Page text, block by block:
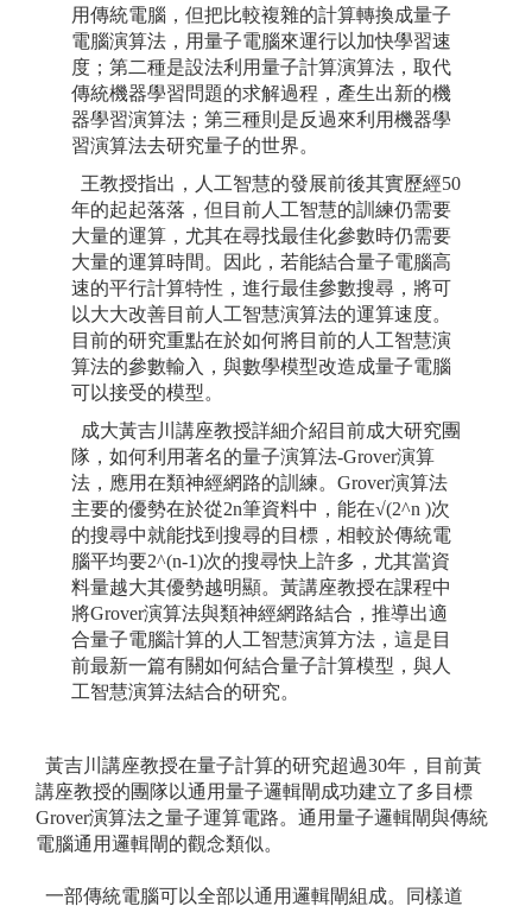
用傳統電腦，但把比較複雜的計算轉換成量子
電腦演算法，用量子電腦來運行以加快學習速
度；第二種是設法利用量子計算演算法，取代
傳統機器學習問題的求解過程，產生出新的機
器學習演算法；第三種則是反過來利用機器學
習演算法去研究量子的世界。
王教授指出，人工智慧的發展前後其實歷經50
年的起起落落，但目前人工智慧的訓練仍需要
大量的運算，尤其在尋找最佳化參數時仍需要
大量的運算時間。因此，若能結合量子電腦高
速的平行計算特性，進行最佳參數搜尋，將可
以大大改善目前人工智慧演算法的運算速度。
目前的研究重點在於如何將目前的人工智慧演
算法的參數輸入，與數學模型改造成量子電腦
可以接受的模型。
成大黃吉川講座教授詳細介紹目前成大研究團
隊，如何利用著名的量子演算法-Grover演算
法，應用在類神經網路的訓練。Grover演算法
主要的優勢在於從2n筆資料中，能在√(2^n )次
的搜尋中就能找到搜尋的目標，相較於傳統電
腦平均要2^(n-1)次的搜尋快上許多，尤其當資
料量越大其優勢越明顯。黃講座教授在課程中
將Grover演算法與類神經網路結合，推導出適
合量子電腦計算的人工智慧演算方法，這是目
前最新一篇有關如何結合量子計算模型，與人
工智慧演算法結合的研究。
黃吉川講座教授在量子計算的研究超過30年，目前黃
講座教授的團隊以通用量子邏輯閘成功建立了多目標
Grover演算法之量子運算電路。通用量子邏輯閘與傳統
電腦通用邏輯閘的觀念類似。
一部傳統電腦可以全部以通用邏輯閘組成。同樣道